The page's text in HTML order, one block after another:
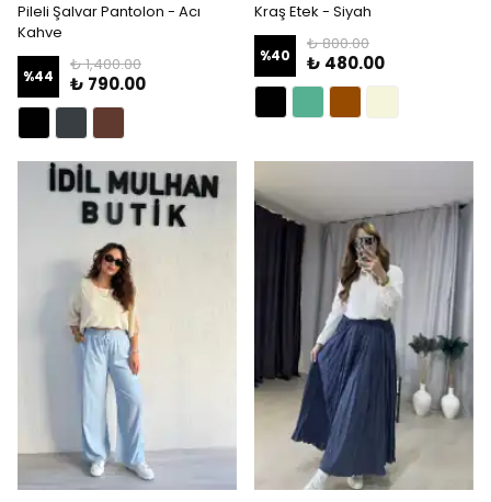
Pileli Şalvar Pantolon - Acı
Kahve
%44
₺ 1,400.00
₺ 790.00
Kraş Etek - Siyah
%40
₺ 800.00
₺ 480.00